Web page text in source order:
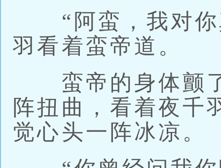
“阿蛮，我对你
羽看着蛮帝道。
蛮帝的身体颤了
阵扭曲，看着夜千
觉心头一阵冰凉。